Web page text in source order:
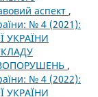
аспект ,
№ 4 (2021):
УКРАЇНИ
,
№ 4 (2022):
УКРАЇНИ